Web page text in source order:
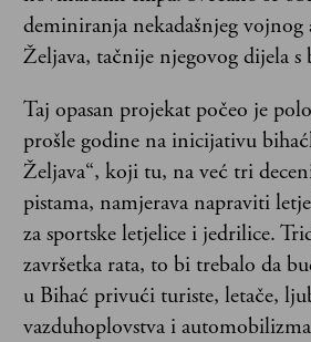
deminiranja nekadašnjeg vojnog
Željava, tačnije njegovog dijela s
Taj opasan projekat počeo je
prošle godine na inicijativu
Željava“, koji tu, na već tri
pistama, namjerava napraviti
za sportske letjelice i jedrilice.
završetka rata, to bi trebalo da
u Bihać privući turiste, letače,
vazduhoplovstva i